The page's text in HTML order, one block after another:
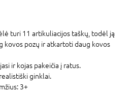
turi 11 artikuliacijos taškų, todėl ją
kovos pozų ir atkartoti daug kovos
ir kojas pakeičia į ratus.
ginklai.
3+